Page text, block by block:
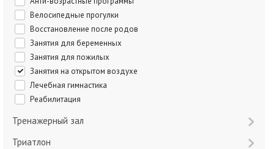
Велосипедные прогулки
Восстановление после родов
Занятия для беременных
Занятия для пожилых
Занятия на открытом воздухе
Лечебная гимнастика
Реабилитация
Тренажерный зал
Триатлон